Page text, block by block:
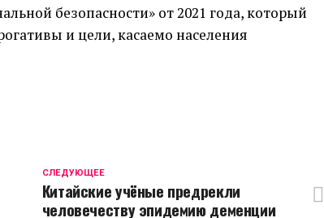
безопасности» от 2021 года, который
и цели, касаемо населения
CЛЕДУЮЩЕЕ
Китайские учёные предрекли
человечеству эпидемию деменции